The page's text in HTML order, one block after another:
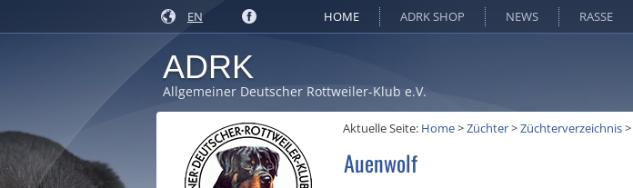
EN HOME ADRK SHOP NEWS RASSE
ADRK
Allgemeiner Deutscher Rottweiler-Klub e.V.
Aktuelle Seite: Home>Züchter>Züchterverzeichnis>
Auenwolf